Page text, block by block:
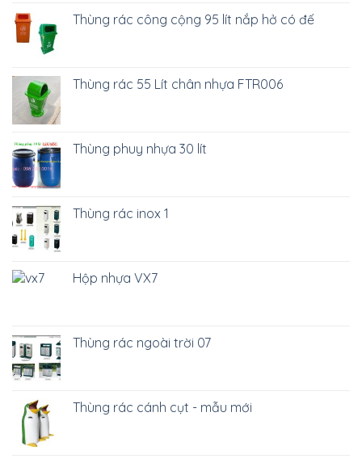
Thùng rác công cộng 95 lít nắp hở có đế
Thùng rác 55 Lít chân nhựa FTR006
Thùng phuy nhựa 30 lít
Thùng rác inox 1
Hộp nhựa VX7
Thùng rác ngoài trời 07
Thùng rác cánh cụt - mẫu mới